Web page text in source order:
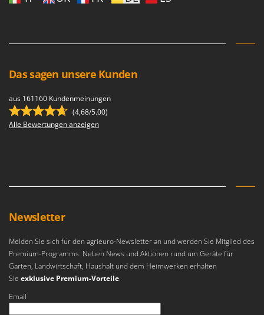
Das sagen unsere Kunden
aus 161160 Kundenmeinungen
(4,68/5.00)
Alle Bewertungen anzeigen
Newsletter
Melden Sie sich für den agrieuro-Newsletter an und werden Sie Mitglied des
Premium-Programms. Neben News und Aktionen rund um Geräte für
Garten, Landwirtschaft, Haushalt und dem Heimwerken erhalten
Sie exklusive Premium-Vorteile.
Email